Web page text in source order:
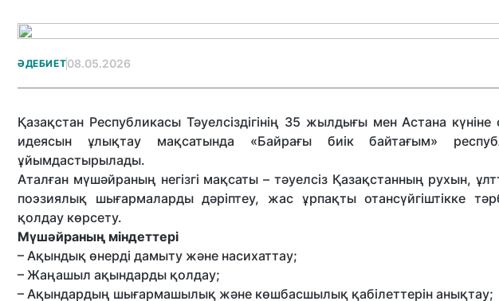
ӘДЕБИЕТ08.05.2026
Қазақстан Республикасы Тәуелсіздігінің 35 жылдығы мен Астана
идеясын ұлықтау мақсатында «Байрағы биік байтағым»
ұйымдастырылады.
Аталған мүшәйраның негізгі мақсаты – тәуелсіз Қазақстанның рухын,
поэзиялық шығармаларды дәріптеу, жас ұрпақты отансүйгіштікке
қолдау көрсету.
Мүшәйраның міндеттері
– Ақындық өнерді дамыту және насихаттау;
– Жаңашыл ақындарды қолдау;
– Ақындардың шығармашылық және көшбасшылық қабілеттерін анықтау;